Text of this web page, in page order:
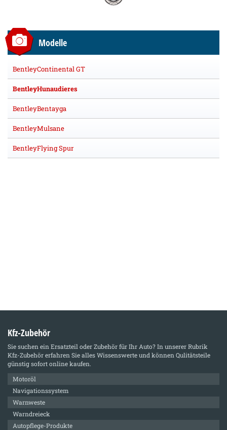
Modelle
BentleyContinental GT
BentleyHunaudieres
BentleyBentayga
BentleyMulsane
BentleyFlying Spur
Kfz-Zubehör
Sie suchen ein Ersatzteil oder Zubehör für Ihr Auto? In unserer Rubrik
Kfz-Zubehörerfahren Sie alles Wissenswerte und können Qulitätsteile
günstig sofort online kaufen.
Motoröl
Navigationssystem
Warnweste
Warndreieck
Autopflege-Produkte